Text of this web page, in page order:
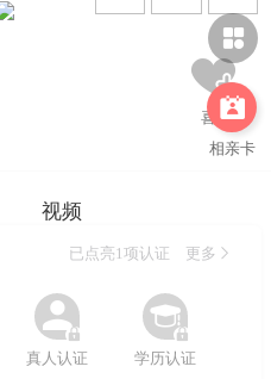


相亲卡
视频
已点亮1项认证 更多


真人认证


学历认证